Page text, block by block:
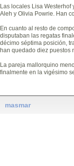
Las locales Lisa
Aleh y Olivia Powrie. Han
En cuanto al resto de
disputaban las regatas
décimo séptima posición,
han quedado diez puestos
La pareja mallorquino
finalmente en la vigésimo
masmar